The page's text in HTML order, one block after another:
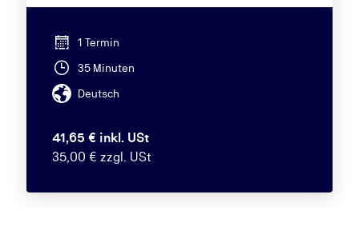
1 Termin
35 Minuten
Deutsch
41,65 € inkl. USt
35,00 € zzgl. USt